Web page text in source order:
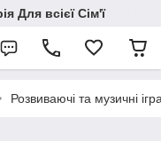
Для всієї Сім'ї
Розвиваючі та музичні